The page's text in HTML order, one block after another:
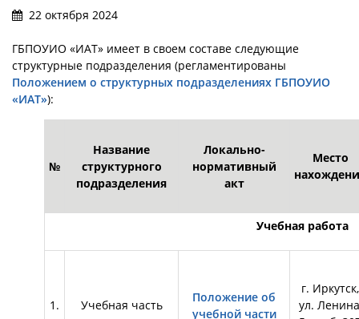
22 октября 2024
ГБПОУИО «ИАТ» имеет в своем составе следующие
структурные подразделения (регламентированы
Положением о структурных подразделениях ГБПОУИО
«ИАТ»):
№
Название
структурного
подразделения
Локально-
нормативный
акт
Место
Учебная работа
1. Учебная часть
Положение об
учебной части
г. Иркутск,
ул.